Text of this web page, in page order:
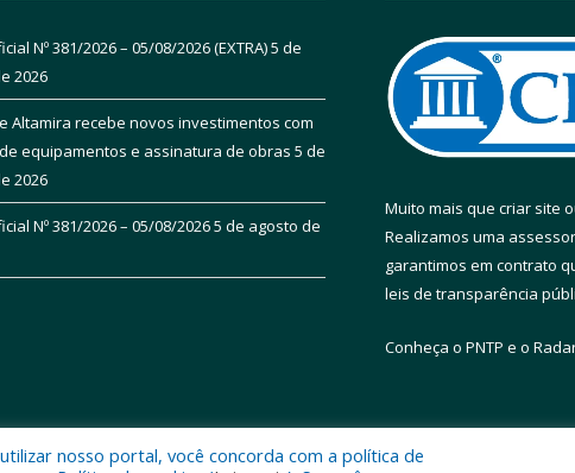
Nº 381/2026 – 05/08/2026 (EXTRA)5 de
2026
Altamira recebe novos investimentos com
equipamentos e assinatura de obras 5 de
2026
Nº 381/2026 – 05/08/20265 de agosto de
Muito mais que criar site
Realizamos uma
garantimos em contrato
leis de transparência
Conheça o PNTP e o
nosso portal, você concorda com a política de